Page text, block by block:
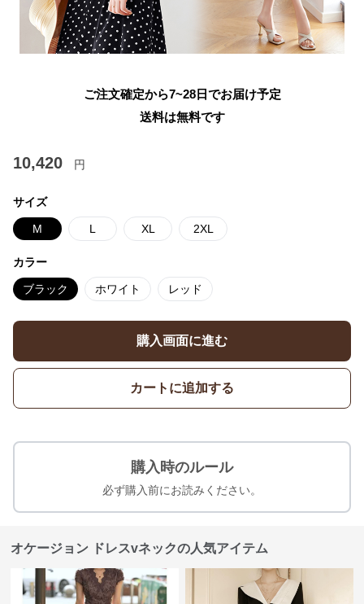
ご注文確定から7~28日でお届け予定
送料は無料です
10,420 円
サイズ
M L XL 2XL
カラー
ブラック ホワイト レッド
購入画面に進む
カートに追加する
購入時のルール
必ず購入前にお読みください。
オケージョン ドレスvネックの人気アイテム